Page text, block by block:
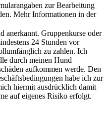
zur Bearbeitung
Mehr Informationen in der
anerkannt. Gruppenkurse oder
24 Stunden vor
zu zahlen. Ich
durch meinen Hund
aufkommen werde. Den
habe ich zur
hiermit ausdrücklich damit
auf eigenes Risiko erfolgt.